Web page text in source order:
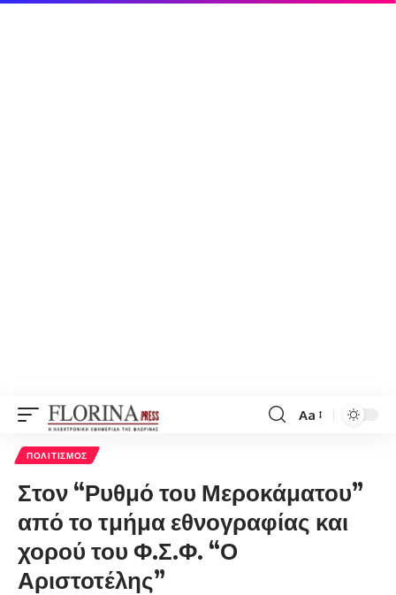
Font
Aa
ΠΟΛΙΤΙΣΜΌΣ
Στον “Ρυθμό του Μεροκάματου”
από το τμήμα εθνογραφίας και
χορού του Φ.Σ.Φ. “Ο
Αριστοτέλης”